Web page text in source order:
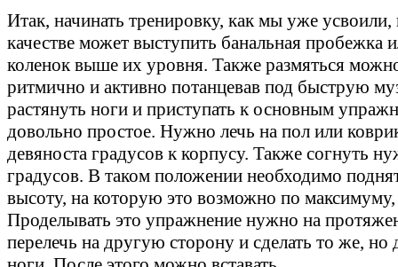
Итак, начинать тренировку, как мы уже
качестве может выступить банальная пробежка
коленок выше их уровня. Также размяться
ритмично и активно потанцевав под быструю
растянуть ноги и приступать к основным
довольно простое. Нужно лечь на пол или
девяноста градусов к корпусу. Также согнуть
градусов. В таком положении необходимо
высоту, на которую это возможно по максимуму,
Проделывать это упражнение нужно на
перелечь на другую сторону и сделать то же, но